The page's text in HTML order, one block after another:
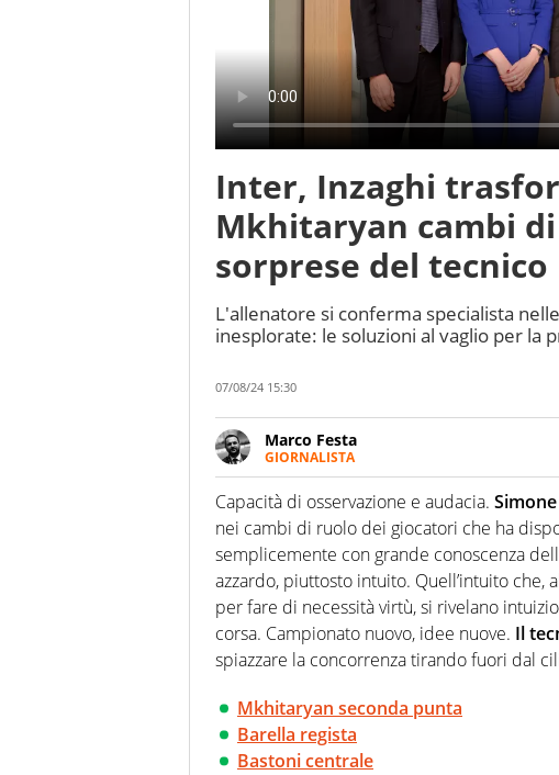
Inter, Inzaghi
Mkhitaryan cambi
sorprese del tecnico
L'allenatore si conferma specialista
inesplorate: le soluzioni al vaglio per la
07/08/24 15:30
Marco Festa
GIORNALISTA
Frequentatore di stadi ed esperto di
futuri campioni. Anzi, spesso precorre
Capacità di osservazione e audacia. Simone
nei cambi di ruolo dei giocatori che ha
semplicemente con grande conoscenza
azzardo, piuttosto intuito. Quell’intuito
per fare di necessità virtù, si rivelano
corsa. Campionato nuovo, idee nuove. Il
spiazzare la concorrenza tirando fuori dal
Mkhitaryan seconda punta
Barella regista
Bastoni centrale